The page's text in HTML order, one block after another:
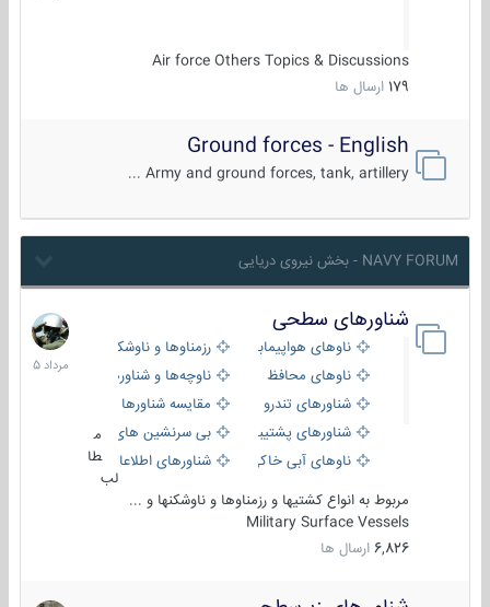
Air force Others Topics & Discussions
179 ارسال ها
Ground forces - English
Army and ground forces, tank, artillery ...
NAVY FORUM - بخش نیروی دریایی
شناورهای سطحی
ناوهای هواپیمابر و بالگرد بررزمناوها و ناوشکن‌ها
ناوهای محافظ
ناوچه‌ها و شناورهای گشتی
شناورهای تندرو
مقایسه شناورها
شناورهای پشتیبانی
بی سرنشین های دریایی
ناوهای آبی خاکی و نیروبرشناورهای اطلاعاتی و جاسوسی
طا
لب
مربوط به انواع کشتیها و رزمناوها و ناوشکنها و ...
Military Surface Vessels
6,826 ارسال ها
2
مرداد
1405